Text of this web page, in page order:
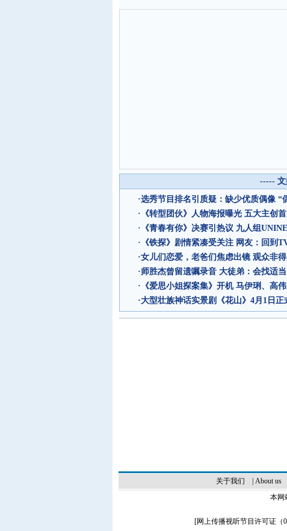
-----
·选秀节目排名引质疑：缺少优质偶像 “
· 《转型团伙》人物海报曝光 五大主创
· 《青春有你》决赛引热议 九人组
· 《铁探》剧情紧凑受关注 网友：回到
·女儿们恋爱，老爸们焦虑出镜 观众非
·师胜杰曾留遗嘱录音 大徒弟：会找适
· 《爱思小姐探案集》开机 马伊琍、高
·大型壮族神话实景剧《花山》4月1日正
关于我们 About us
本网
[网上传播视听节目许可证（